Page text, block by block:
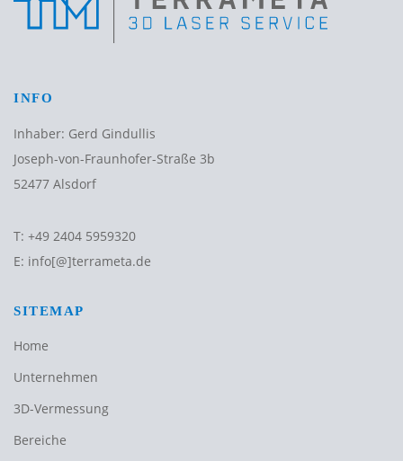
INFO
Inhaber: Gerd Gindullis
Joseph-von-Fraunhofer-Straße 3b
52477 Alsdorf
T: +49 2404 5959320
E: info[@]terrameta.de
SITEMAP
Home
Unternehmen
3D-Vermessung
Bereiche